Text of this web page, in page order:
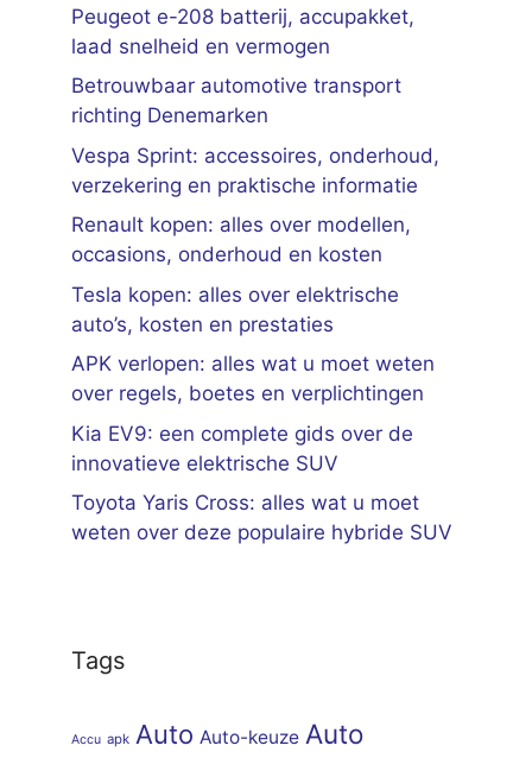
Peugeot e-208 batterij, accupakket,
laad snelheid en vermogen
Betrouwbaar automotive transport
richting Denemarken
Vespa Sprint: accessoires, onderhoud,
verzekering en praktische informatie
Renault kopen: alles over modellen,
occasions, onderhoud en kosten
Tesla kopen: alles over elektrische
auto’s, kosten en prestaties
APK verlopen: alles wat u moet weten
over regels, boetes en verplichtingen
Kia EV9: een complete gids over de
innovatieve elektrische SUV
Toyota Yaris Cross: alles wat u moet
weten over deze populaire hybride SUV
Tags
Accu apk Auto Auto-keuze Auto